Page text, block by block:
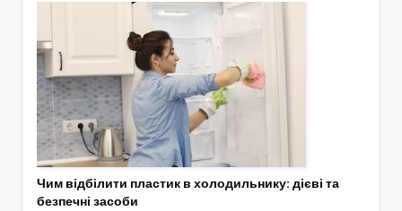
Чим відбілити пластик в холодильнику: дієві та
безпечні засоби